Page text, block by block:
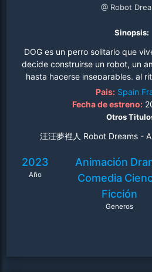
@ Robot
Sinopsis:
DOG es un perro solitario que
decide construirse un robot, un
hasta hacerse inseparables, al
los ochenta. Una noche de
se ve obligado a abandonar a
¿Volverán a
Pais: Spain
Fecha de estreno:
Otros
汪汪夢裡人 Robot Dreams -
2023
Año
Animación
Comedia
Ficción
Generos